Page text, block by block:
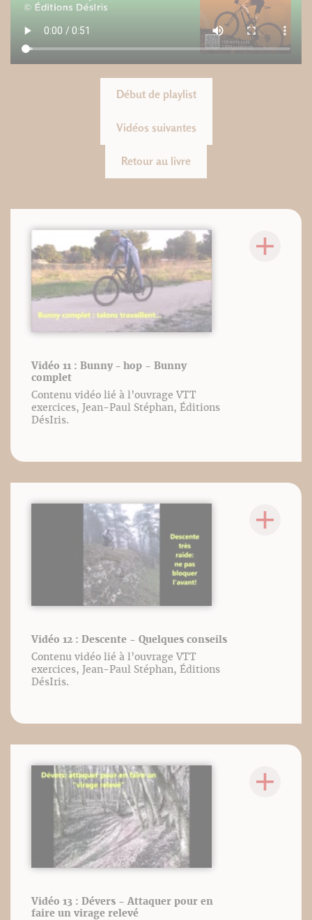
Début de playlist
Vidéos suivantes
Retour au livre
Vidéo 11 : Bunny - hop - Bunny
complet
Contenu vidéo lié à l’ouvrage VTT
exercices, Jean-Paul Stéphan, Éditions
DésIris.
Vidéo 12 : Descente - Quelques conseils
Contenu vidéo lié à l’ouvrage VTT
exercices, Jean-Paul Stéphan, Éditions
DésIris.
Vidéo 13 : Dévers - Attaquer pour en
faire un virage relevé